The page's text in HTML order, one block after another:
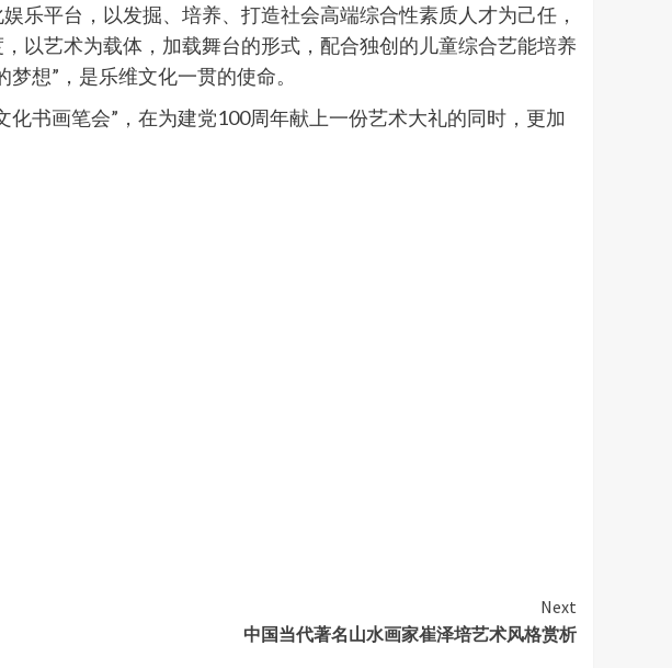
乐平台，以发掘、培养、打造社会高端综合性素质人才为己任，
以艺术为载体，加载舞台的形式，配合独创的儿童综合艺能培养
想”，是乐维文化一贯的使命。
书画笔会”，在为建党100周年献上一份艺术大礼的同时，更加
Next
中国当代著名山水画家崔泽培艺术风格赏析